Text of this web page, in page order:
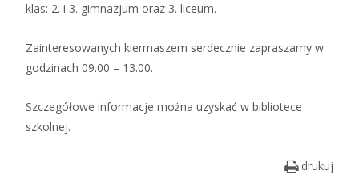
klas: 2. i 3. gimnazjum oraz 3. liceum.
Zainteresowanych kiermaszem serdecznie zapraszamy w
godzinach 09.00 – 13.00.
Szczegółowe informacje można uzyskać w bibliotece
szkolnej.
drukuj